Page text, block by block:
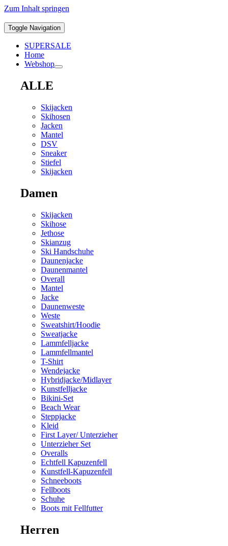
Zum Inhalt springen
Toggle Navigation
SUPERSALE
Home
Webshop
ALLE
Skijacken
Skihosen
Jacken
Mantel
DSV
Sneaker
Stiefel
Skijacken
Damen
Skijacken
Skihose
Jethose
Skianzug
Ski Handschuhe
Daunenjacke
Daunenmantel
Overall
Mantel
Jacke
Daunenweste
Weste
Sweatshirt/Hoodie
Sweatjacke
Lammfelljacke
Lammfellmantel
T-Shirt
Wendejacke
Hybridjacke/Midlayer
Kunstfelljacke
Bikini-Set
Beach Wear
Steppjacke
Kleid
First Layer/ Unterzieher
Unterzieher Set
Overalls
Echtfell Kapuzenfell
Kunstfell-Kapuzenfell
Schneeboots
Fellboots
Schuhe
Boots mit Fellfutter
Herren